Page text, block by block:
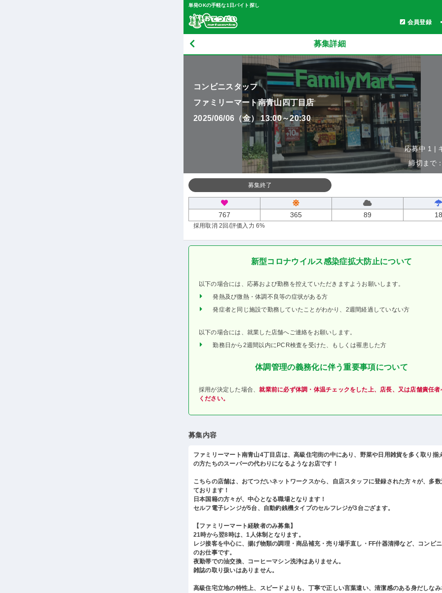
単発OKの手軽な1日バイト探し
会員登録
募集詳細
コンビニスタッフ
ファミリーマート南青山四丁目店
2025/06/06（金） 13:00～20:30
応募中 1 |
締切まで
募集終了
767 365 89
採用取消 2回 /評価入力 6%
新型コロナウイルス感染症拡大防止について
以下の場合には、応募および勤務を控えていただきますようお願いします。
発熱及び微熱・体調不良等の症状がある方
発症者と同じ施設で勤務していたことがわかり、2週間経過していない方
以下の場合には、就業した店舗へご連絡をお願いします。
勤務日から2週間以内にPCR検査を受けた、もしくは罹患した方
体調管理の義務化に伴う重要事項について
採用が決定した場合、就業前に必ず体調・体温チェックをした上、店長、又は店舗責任者
ください。
募集内容
ファミリーマート南青山4丁目店は、高級住宅街の中にあり、野菜や日用雑貨を多く取り揃
の方たちのスーパーの代わりになるようなお店です！
こちらの店舗は、おてつだいネットワークスから、自店スタッフに登録された方々が、多
ております！
日本国籍の方々が、中心となる職場となります！
セルフ電子レンジが5台、自動釣銭機タイプのセルフレジが3台ござます。
【ファミリーマート経験者のみ募集】
21時から翌8時は、1人体制となります。
レジ接客を中心に、揚げ物類の調理・商品補充・売り場手直し・FF什器清掃など、コンビ
のお仕事です。
夜勤帯での油交換、コーヒーマシン洗浄はありません。
雑誌の取り扱いはありません。
高級住宅立地の特性上、スピードよりも、丁寧で正しい言葉遣い、清潔感のある身だしな